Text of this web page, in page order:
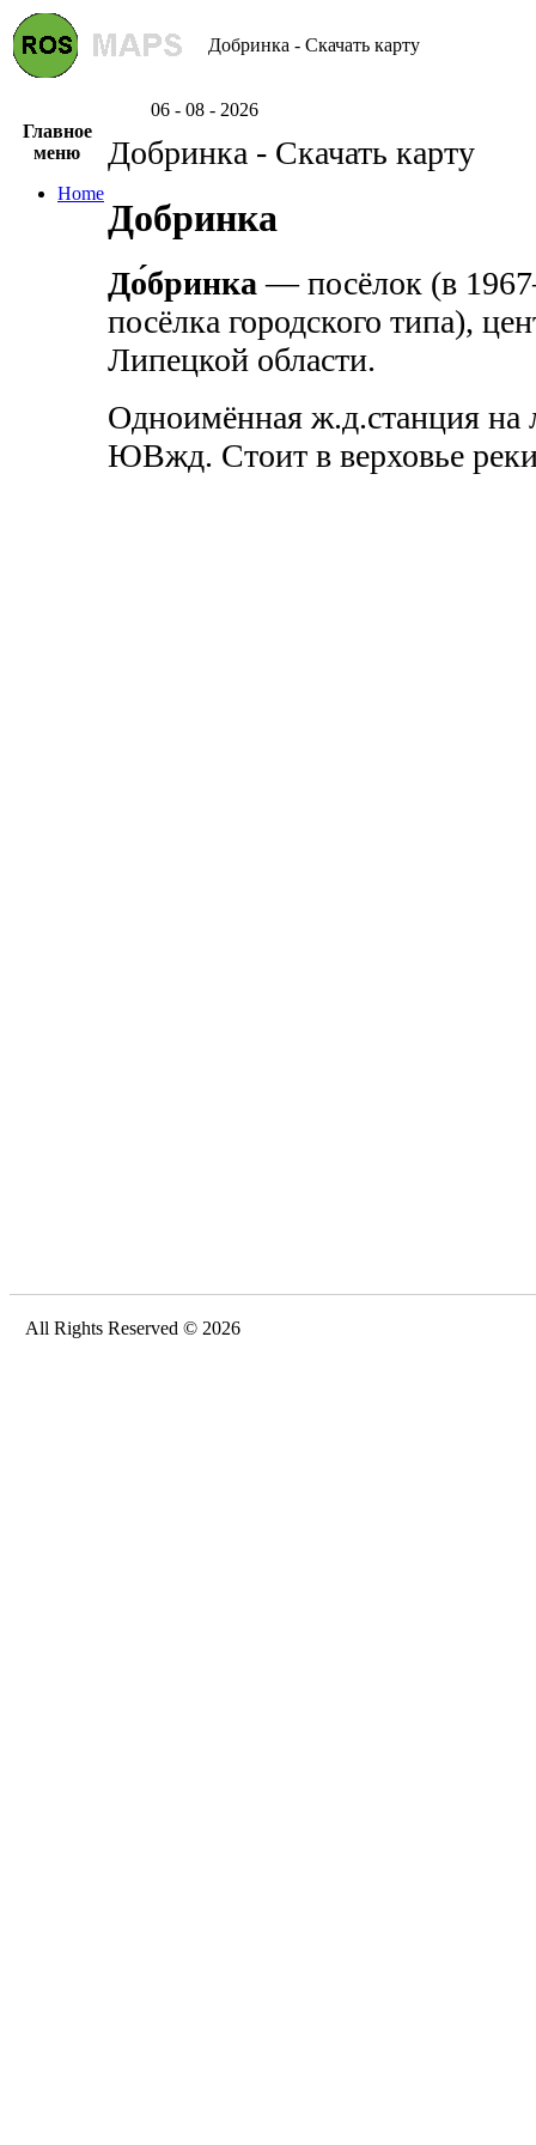
Добринка - Скачать карту
06 - 08 - 2026
Главное
меню
Home
Добринка - Скачать карту
Добринка
До́бринка — посёлок (в
посёлка городского типа),
Липецкой области.
Одноимённая ж.д.станция
ЮВжд. Стоит в верховье
All Rights Reserved © 2026